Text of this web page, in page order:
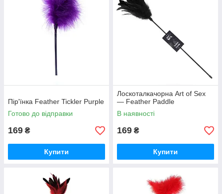
Пір'їнка Feather Tickler Purple
Готово до відправки
169 ₴
Купити
Лоскоталкачорна Art of Sex
— Feather Paddle
В наявності
169 ₴
Купити